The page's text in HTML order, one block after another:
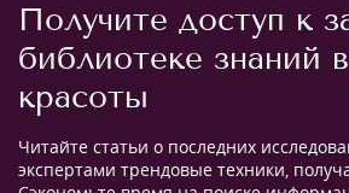
Получите доступ к
библиотеке знаний
красоты
Читайте статьи о последних
экспертами трендовые техники,